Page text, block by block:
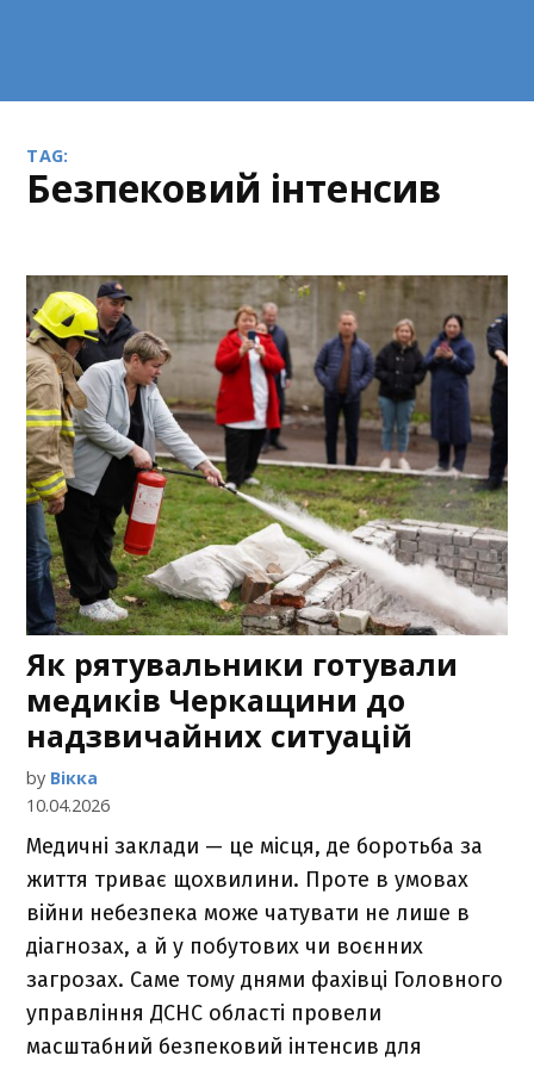
TAG:
безпековий інтенсив
Як рятувальники готували
медиків Черкащини до
надзвичайних ситуацій
by Вікка
10.04.2026
Медичні заклади — це місця, де боротьба за
життя триває щохвилини. Проте в умовах
війни небезпека може чатувати не лише в
діагнозах, а й у побутових чи воєнних
загрозах. Саме тому днями фахівці Головного
управління ДСНС області провели
масштабний безпековий інтенсив для